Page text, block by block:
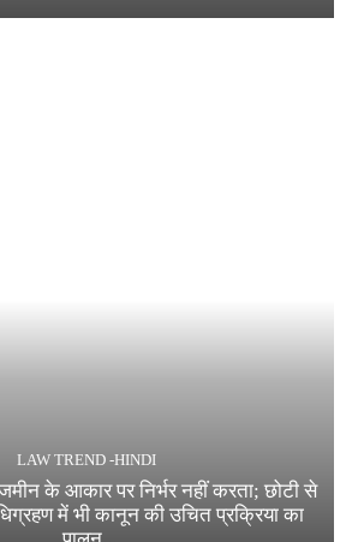
LAW TREND -HINDI
के आकार पर निर्भर नहीं करता; छोटी से
में भी कानून की उचित प्रक्रिया का